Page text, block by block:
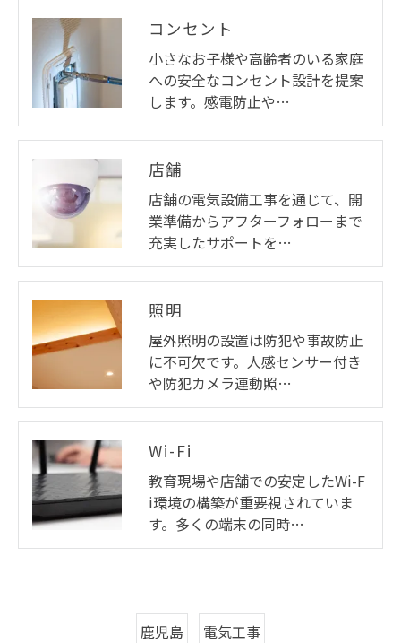
コンセント
小さなお子様や高齢者のいる家庭
への安全なコンセント設計を提案
します。感電防止や…
店舗
店舗の電気設備工事を通じて、開
業準備からアフターフォローまで
充実したサポートを…
照明
屋外照明の設置は防犯や事故防止
に不可欠です。人感センサー付き
や防犯カメラ連動照…
Wi-Fi
教育現場や店舗での安定したWi-F
i環境の構築が重要視されていま
す。多くの端末の同時…
鹿児島 電気工事